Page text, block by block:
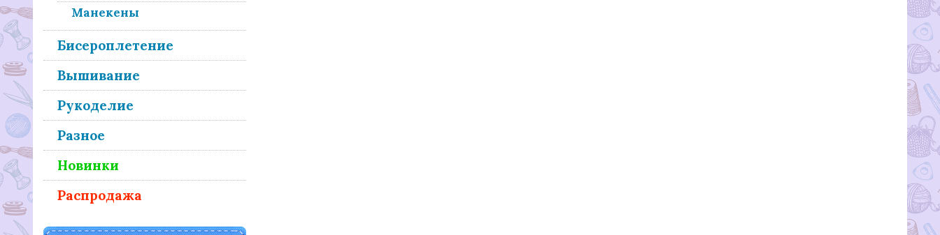
Манекены
Бисероплетение
Вышивание
Рукоделие
Разное
Новинки
Распродажа